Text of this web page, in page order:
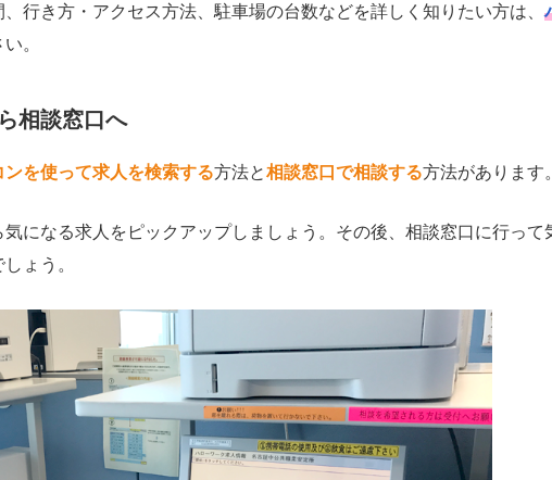
行き方・アクセス方法、駐車場の台数などを詳しく知りたい方は、
。
相談窓口へ
ンを使って求人を検索する方法と相談窓口で相談する方法があります。
になる求人をピックアップしましょう。その後、相談窓口に行って
ょう。